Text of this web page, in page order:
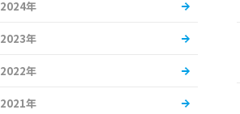
2024年
2023年
2022年
2021年